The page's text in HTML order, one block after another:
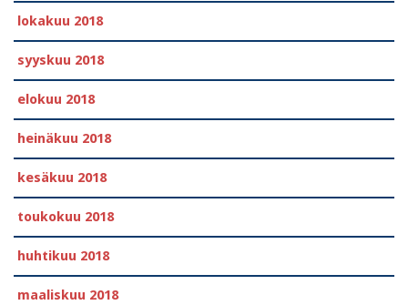
lokakuu 2018
syyskuu 2018
elokuu 2018
heinäkuu 2018
kesäkuu 2018
toukokuu 2018
huhtikuu 2018
maaliskuu 2018